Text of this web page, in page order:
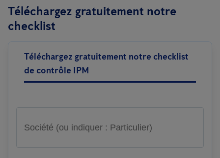
Téléchargez gratuitement notre
checklist
Téléchargez gratuitement notre checklist
de contrôle IPM
Société (ou indiquer : Particulier)